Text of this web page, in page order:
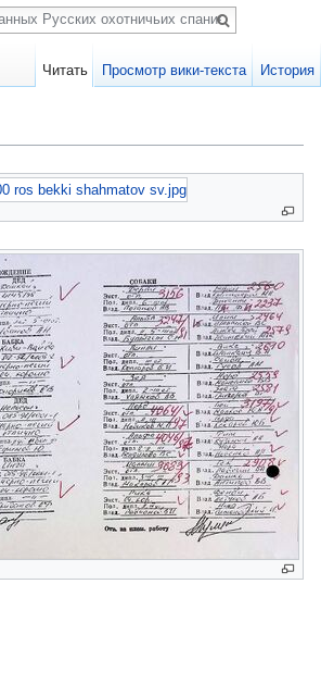
Читать Просмотр вики-текста История